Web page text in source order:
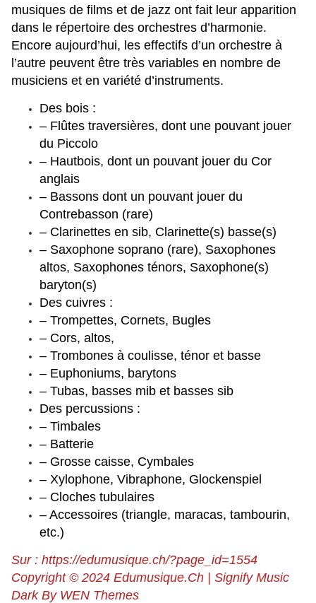
musiques de films et de jazz ont fait leur apparition
dans le répertoire des orchestres d’harmonie.
Encore aujourd’hui, les effectifs d’un orchestre à
l’autre peuvent être très variables en nombre de
musiciens et en variété d’instruments.
Des bois :
– Flûtes traversières, dont une pouvant jouer
du Piccolo
– Hautbois, dont un pouvant jouer du Cor
anglais
– Bassons dont un pouvant jouer du
Contrebasson (rare)
– Clarinettes en sib, Clarinette(s) basse(s)
– Saxophone soprano (rare), Saxophones
altos, Saxophones ténors, Saxophone(s)
baryton(s)
Des cuivres :
– Trompettes, Cornets, Bugles
– Cors, altos,
– Trombones à coulisse, ténor et basse
– Euphoniums, barytons
– Tubas, basses mib et basses sib
Des percussions :
– Timbales
– Batterie
– Grosse caisse, Cymbales
– Xylophone, Vibraphone, Glockenspiel
– Cloches tubulaires
– Accessoires (triangle, maracas, tambourin,
etc.)
Sur : https://edumusique.ch/?page_id=1554
Copyright © 2024 Edumusique.Ch | Signify Music
Dark By WEN Themes